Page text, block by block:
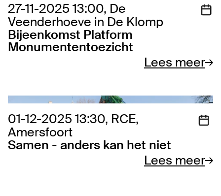
Bijeenkomst Platform
Monumententoezicht
27-11-2025 13:00, De
Veenderhoeve in De Klomp
Lees meer
Samen - anders kan het niet
01-12-2025 13:30, RCE,
Amersfoort
Lees meer